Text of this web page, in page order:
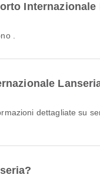
Internazionale
.
dettagliate su